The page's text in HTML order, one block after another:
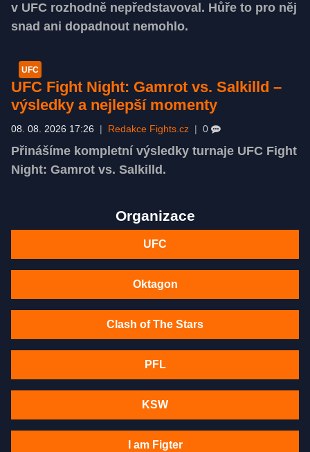
v UFC rozhodně nepředstavoval. Hůře to pro něj
snad ani dopadnout nemohlo.
UFC
UFC Fight Night: Gamrot vs. Salkilld –
výsledky a nejlepší momenty
08. 08. 2026 17:26 Redakce Fights.cz 0
Přinášíme kompletní výsledky turnaje UFC Fight
Night: Gamrot vs. Salkilld.
Organizace
UFC
Oktagon
Clash of The Stars
PFL
KSW
I am Figter